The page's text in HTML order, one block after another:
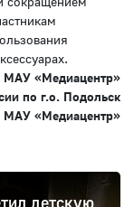
МАУ «Медиацентр»
по г.о. Подольск
«Медиацентр»
детскую